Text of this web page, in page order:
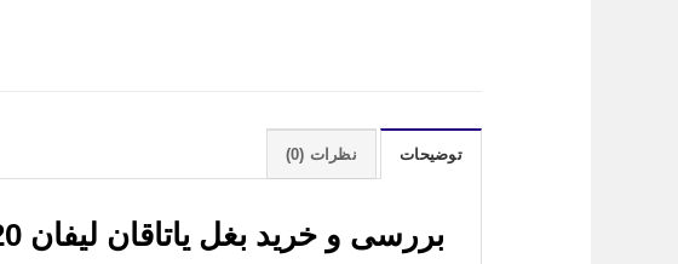
توضیحات نظرات (0)
بررسی و خرید بغل یاتاقان لیفان 820 (Lifan 820 Connecting Rod Bearing)